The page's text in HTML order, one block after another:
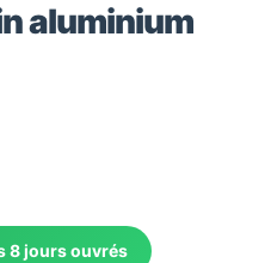
aluminium
8 jours ouvrés